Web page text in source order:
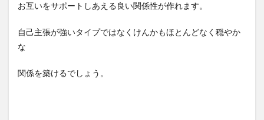
お互いをサポートしあえる良い関係性が作れます。
自己主張が強いタイプではなくけんかもほとんどなく穏やか
な
関係を築けるでしょう。